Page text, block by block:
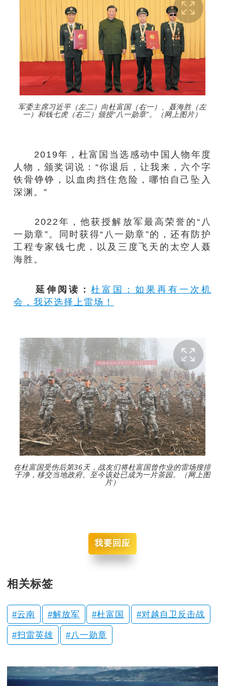
军委主席习近平（左二）向杜富国（右一）、聂海胜（左
一）和钱七虎（右二）颁授“八一勋章”。（网上图片）
2019年，杜富国当选感动中国人物年度
人物，颁奖词说：“你退后，让我来，六个字
铁骨铮铮，以血肉挡住危险，哪怕自己坠入
深渊。”
2022年，他获授解放军最高荣誉的“八
一勋章”。同时获得“八一勋章”的，还有防护
工程专家钱七虎，以及三度飞天的太空人聂
海胜。
延伸阅读：杜富国：如果再有一次机
会，我还选择上雷场！
在杜富国受伤后第36天，战友们将杜富国曾作业的雷场搜排
干净，移交当地政府。至今该处已成为一片茶园。（网上图
片）
我要回应
相关标签
云南 解放军 杜富国 对越自卫反击战
扫雷英雄 八一勋章